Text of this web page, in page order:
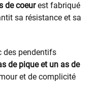
de coeurest fabriqué
sa résistance et sa
des pendentifs
de pique et un as de
et de complicité